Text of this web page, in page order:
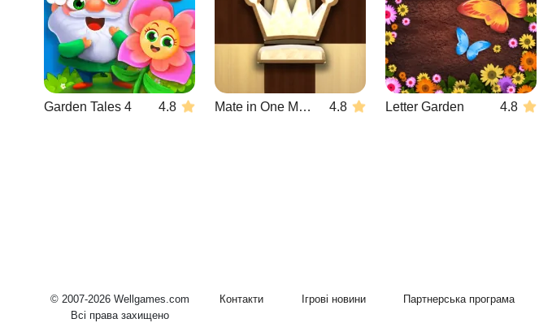
Garden Tales 4 4.8 Mate in One Move 4.8 Letter Garden 4.8
© 2007-2026 Wellgames.com
Всі права захищено
Контакти Ігрові новини Партнерська програма